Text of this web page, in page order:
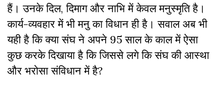
हैं। उनके दिल, दिमाग और नाभि में केवल मनुस्मृति है।
कार्य-व्यवहार में भी मनु का विधान ही है। सवाल अब भी
यही है कि क्या संघ ने अपने 95 साल के काल में ऐसा
कुछ करके दिखाया है कि जिससे लगे कि संघ की आस्था
और भरोसा संविधान में है?